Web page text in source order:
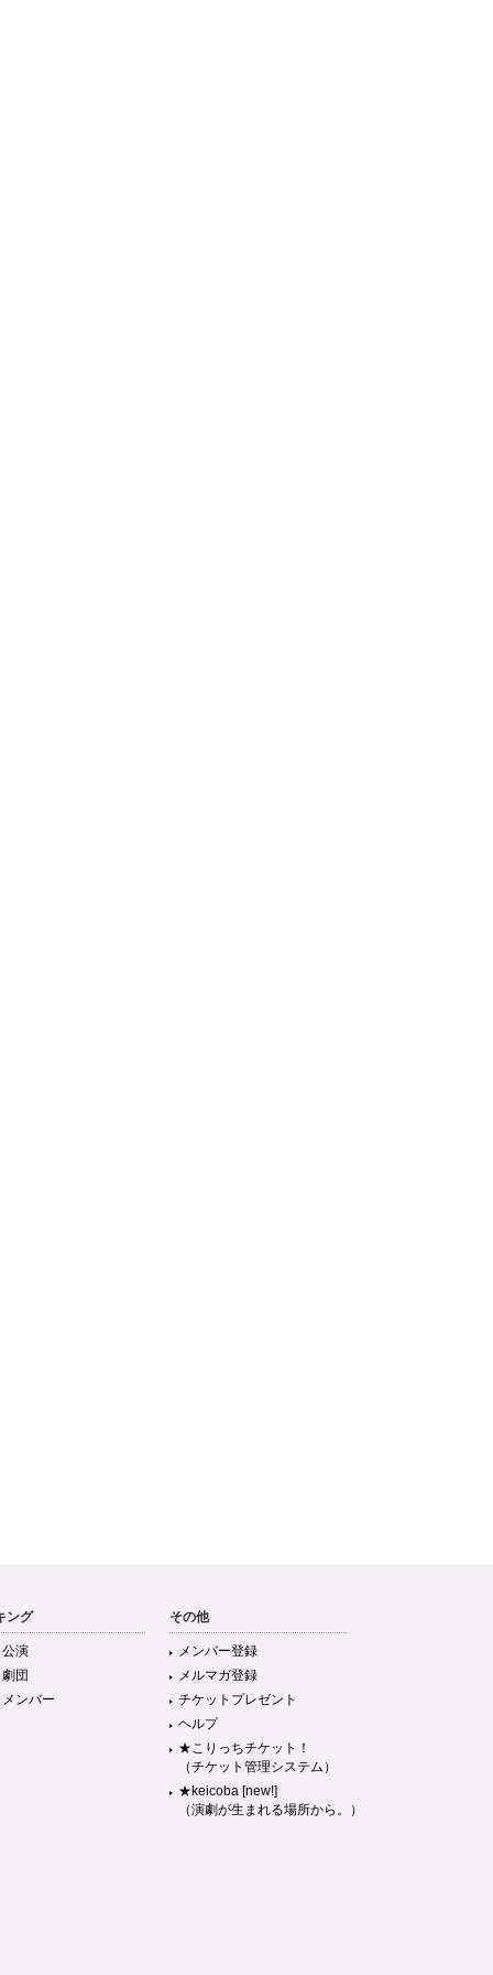
ング
演
団
ンバー
その他
メンバー登録
メルマガ登録
チケットプレゼント
ヘルプ
★こりっちチケット！
（チケット管理システム）
★keicoba [new!]
（演劇が生まれる場所から。）